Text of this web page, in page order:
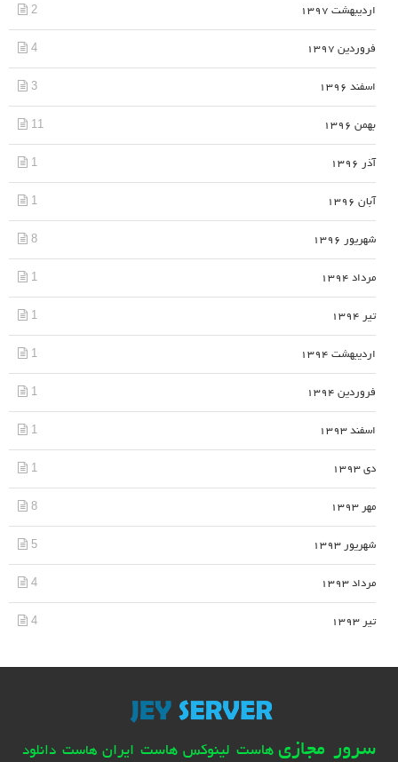
اردیبهشت 1397 2
فروردین 1397 4
اسفند 1396 3
بهمن 1396 11
آذر 1396 1
آبان 1396 1
شهریور 1396 8
مرداد 1394 1
تیر 1394 1
اردیبهشت 1394 1
فروردین 1394 1
اسفند 1393 1
دی 1393 1
مهر 1393 8
شهریور 1393 5
مرداد 1393 4
تیر 1393 4
سرور مجازی هاست لینوکس هاست ایران هاست دانلود